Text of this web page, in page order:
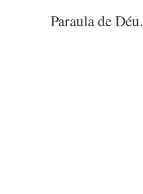
Paraula de Déu.